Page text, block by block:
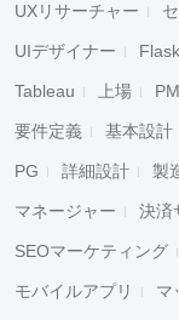
UXリサーチャー
UIデザイナー Flask
Tableau 上場
要件定義 基本設計
PG 詳細設計 製
マネージャー 決済
SEOマーケティング
モバイルアプリ マ